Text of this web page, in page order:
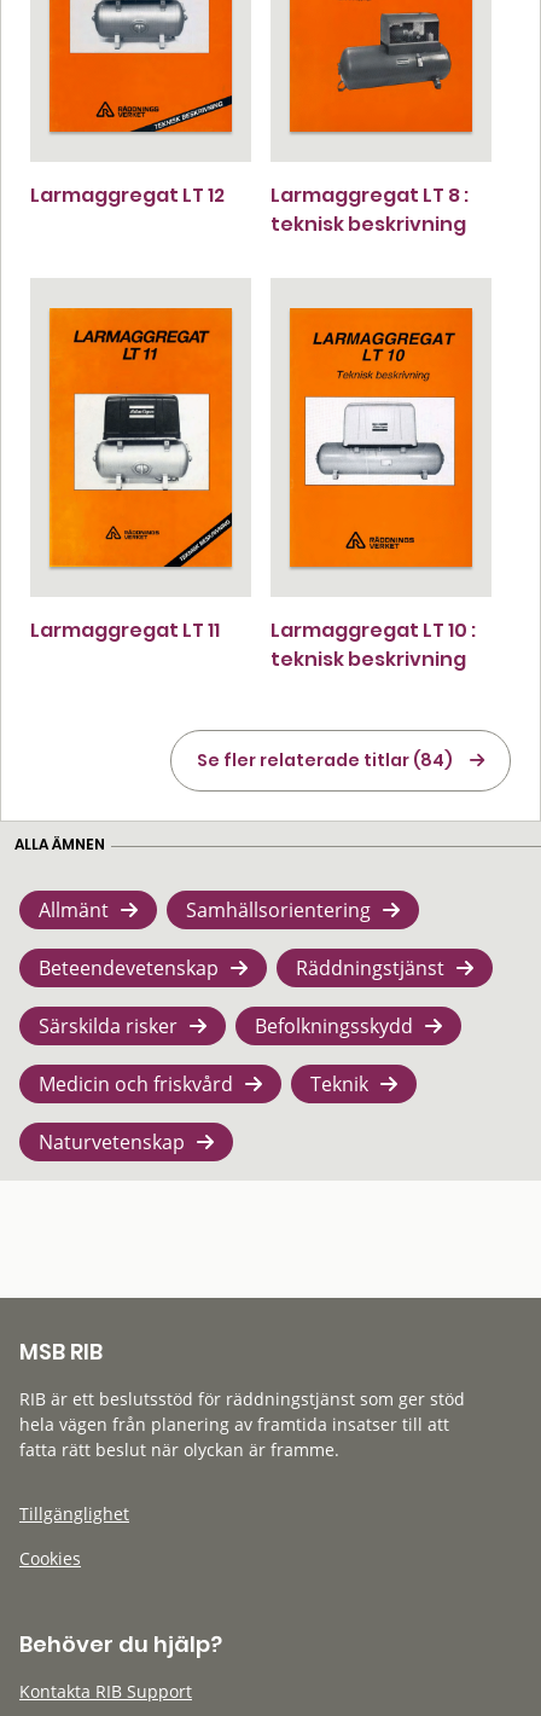
Larmaggregat LT 12
Larmaggregat LT 8 :
teknisk beskrivning
Larmaggregat LT 11
Larmaggregat LT 10 :
teknisk beskrivning
Se fler relaterade titlar (84)
ALLA ÄMNEN
Allmänt Samhällsorientering
Beteendevetenskap Räddningstjänst
Särskilda risker Befolkningsskydd
Medicin och friskvård Teknik
Naturvetenskap
MSB RIB
RIB är ett beslutsstöd för räddningstjänst som ger stöd
hela vägen från planering av framtida insatser till att
fatta rätt beslut när olyckan är framme.
Tillgänglighet
Cookies
Behöver du hjälp?
Kontakta RIB Support